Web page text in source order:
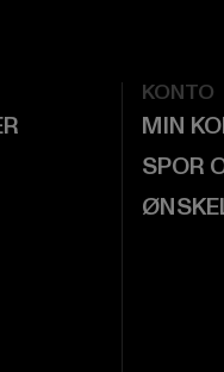
KONTO
MIN
SPOR